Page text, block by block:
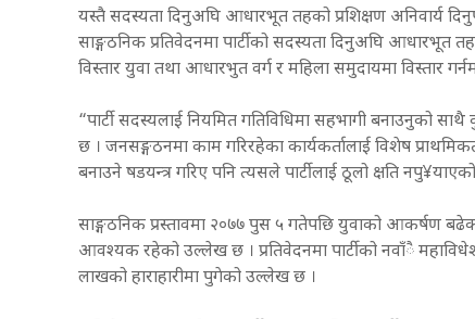
यस्तै सदस्यता दिनुअघि आधारभूत तहको प्रशिक्षण अनिवार्य
साङ्गठनिक प्रतिवेदनमा पार्टीको सदस्यता दिनुअघि आधारभूत
विस्तार युवा तथा आधारभुत वर्ग र महिला समुदायमा विस्तार
“पार्टी सदस्यलाई नियमित गतिविधिमा सहभागी बनाउनुको
छ । जनसङ्गठनमा काम गरिरहेका कार्यकर्तालाई विशेष
बनाउने षडयन्त्र गरिए पनि त्यसले पार्टीलाई ठूलो क्षति
साङ्गठनिक प्रस्तावमा २०७७ पुस ५ गतेपछि युवाको आकर्षण
आवश्यक रहेको उल्लेख छ । प्रतिवेदनमा पार्टीको नवाँै
लाखको हाराहारीमा पुगेको उल्लेख छ ।